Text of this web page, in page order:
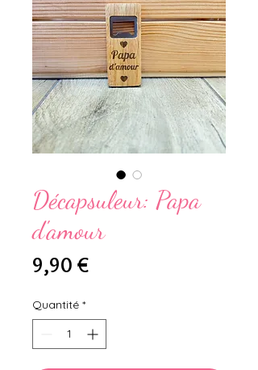
Décapsuleur: Papa
d'amour
9,90 €Prix
Quantité *